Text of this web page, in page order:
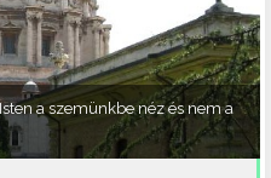
a szemünkbe néz és nem a